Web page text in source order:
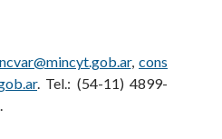
, cons
. Tel.: (54-11) 4899-